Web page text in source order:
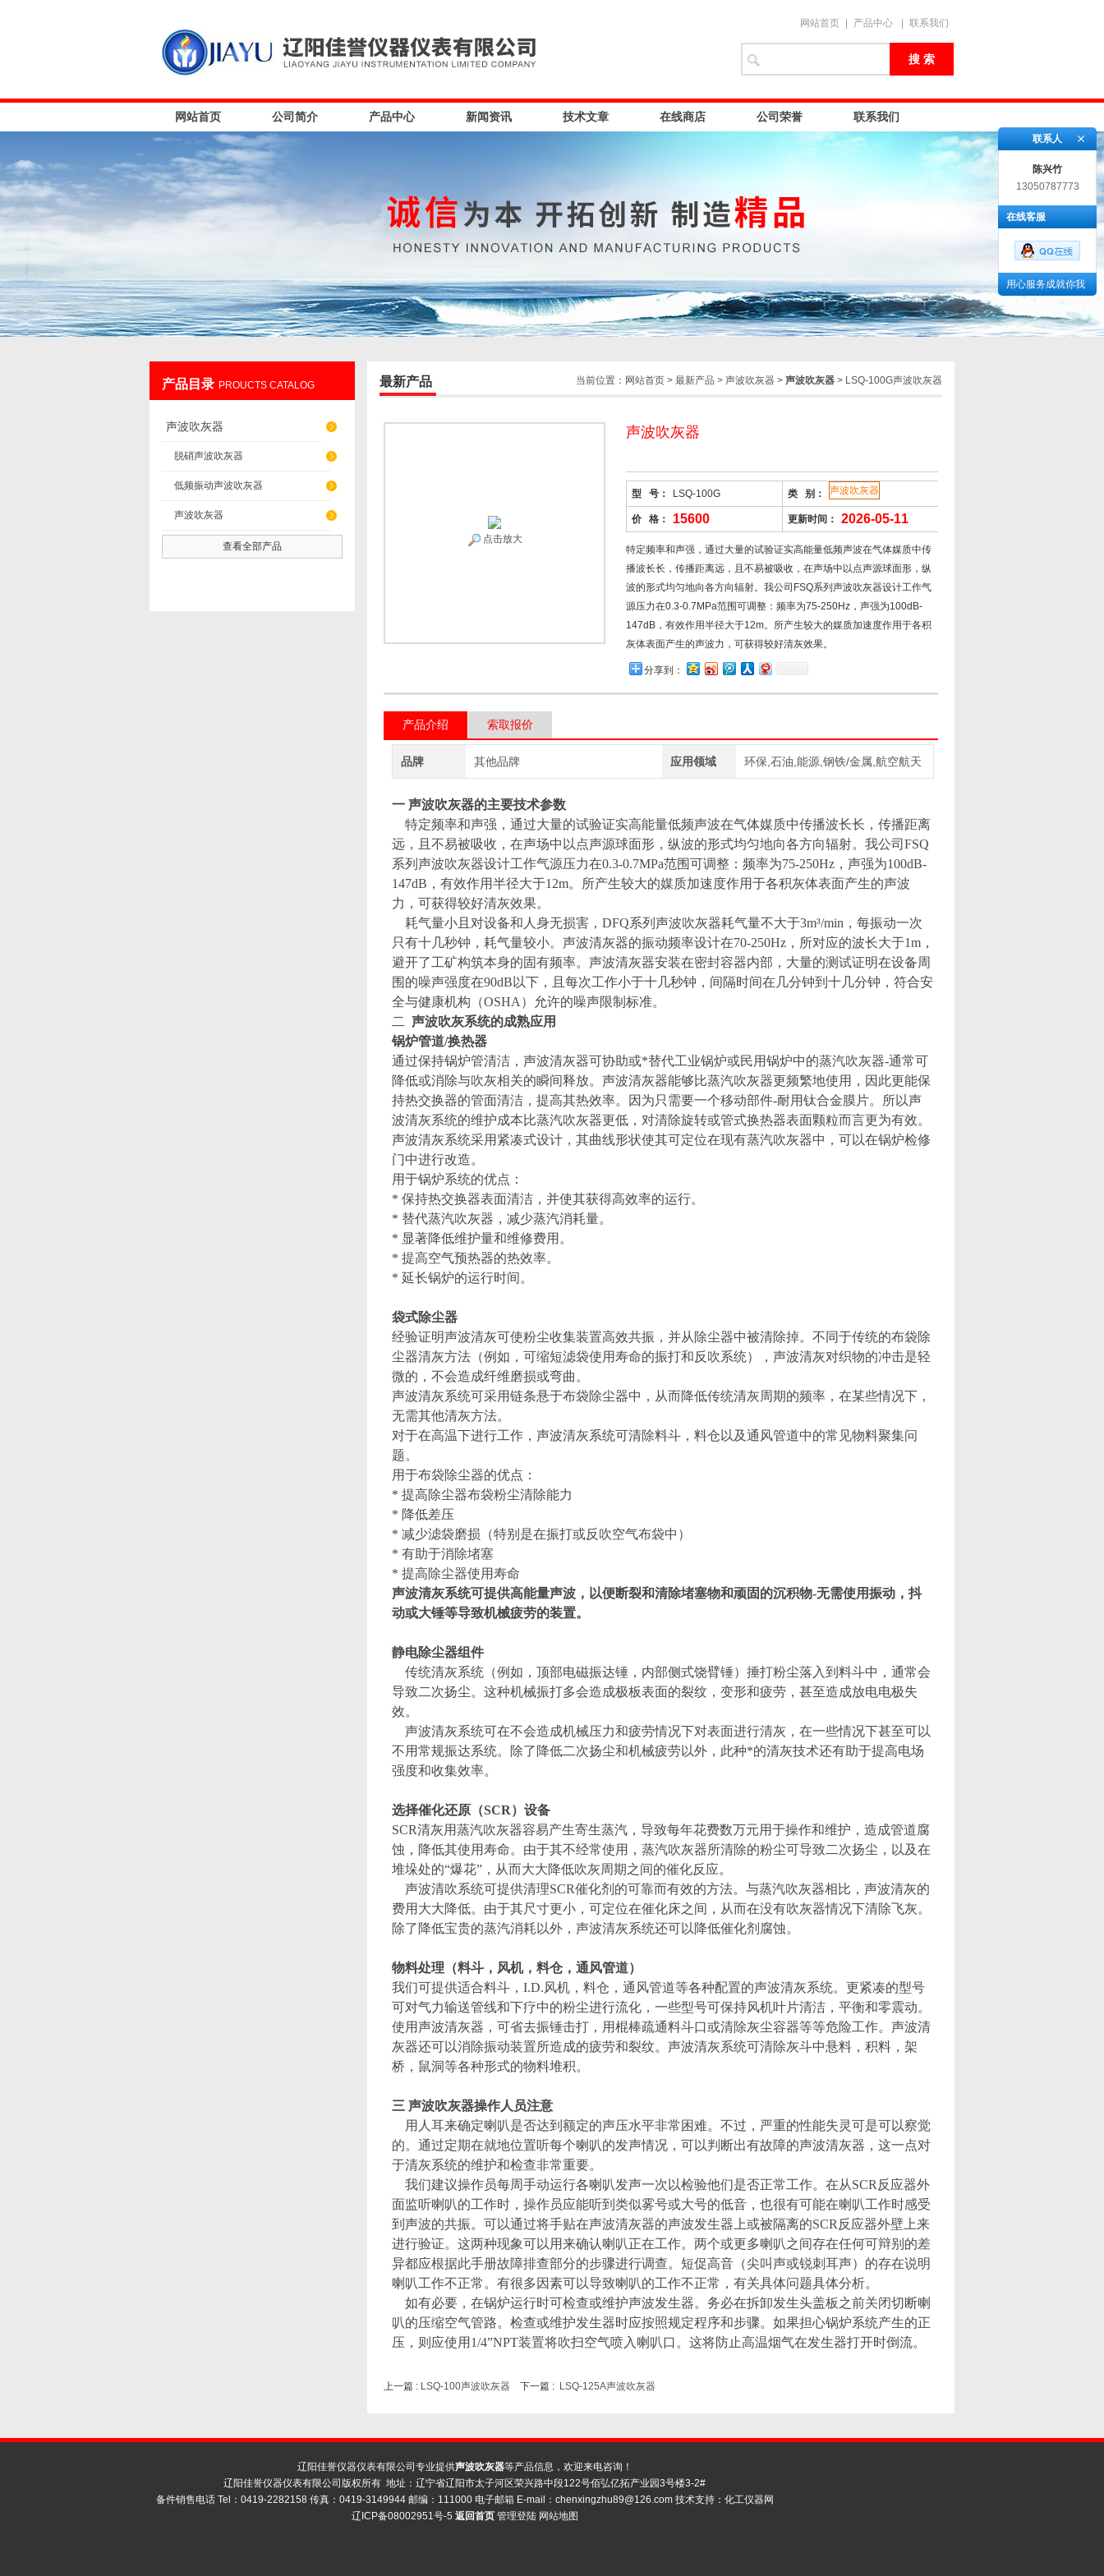
网站首页 产品中心 联系我们
网站首页 公司简介 产品中心 新闻资讯 技术文章 在线商店 公司荣誉 联系我们
产品目录 PROUCTS CATALOG
声波吹灰器
脱硝声波吹灰器
低频振动声波吹灰器
声波吹灰器
查看全部产品
当前位置： 网站首页 > 最新产品 > 声波吹灰器 > 声波吹灰器 > LSQ-100G声波吹灰器
最新产品
声波吹灰器
型 号： LSQ-100G 类 别： 声波吹灰器
价 格： 15600 更新时间： 2026-05-11
特定频率和声强，通过大量的试验证实高能量低频声波在气体媒质中传
播波长长，传播距离远，且不易被吸收，在声场中以点声源球面形，纵
波的形式均匀地向各方向辐射。我公司FSQ系列声波吹灰器设计工作气
源压力在0.3-0.7MPa范围可调整：频率为75-250Hz，声强为100dB-
147dB，有效作用半径大于12m。所产生较大的媒质加速度作用于各积
灰体表面产生的声波力，可获得较好清灰效果。
分享到：
点击放大
产品介绍 索取报价
品牌 其他品牌 应用领域 环保,石油,能源,钢铁/金属,航空航天
一 声波吹灰器的主要技术参数
特定频率和声强，通过大量的试验证实高能量低频声波在气体媒质中传播波长长，传播距离
远，且不易被吸收，在声场中以点声源球面形，纵波的形式均匀地向各方向辐射。我公司FSQ
系列声波吹灰器设计工作气源压力在0.3-0.7MPa范围可调整：频率为75-250Hz，声强为100dB-
147dB，有效作用半径大于12m。所产生较大的媒质加速度作用于各积灰体表面产生的声波
力，可获得较好清灰效果。
耗气量小且对设备和人身无损害，DFQ系列声波吹灰器耗气量不大于3m³/min，每振动一次
只有十几秒钟，耗气量较小。声波清灰器的振动频率设计在70-250Hz，所对应的波长大于1m，
避开了工矿构筑本身的固有频率。声波清灰器安装在密封容器内部，大量的测试证明在设备周
围的噪声强度在90dB以下，且每次工作小于十几秒钟，间隔时间在几分钟到十几分钟，符合安
全与健康机构（OSHA）允许的噪声限制标准。
二 声波吹灰系统的成熟应用
锅炉管道/换热器
通过保持锅炉管清洁，声波清灰器可协助或*替代工业锅炉或民用锅炉中的蒸汽吹灰器-通常可
降低或消除与吹灰相关的瞬间释放。声波清灰器能够比蒸汽吹灰器更频繁地使用，因此更能保
持热交换器的管面清洁，提高其热效率。因为只需要一个移动部件-耐用钛合金膜片。所以声
波清灰系统的维护成本比蒸汽吹灰器更低，对清除旋转或管式换热器表面颗粒而言更为有效。
声波清灰系统采用紧凑式设计，其曲线形状使其可定位在现有蒸汽吹灰器中，可以在锅炉检修
门中进行改造。
用于锅炉系统的优点：
* 保持热交换器表面清洁，并使其获得高效率的运行。
* 替代蒸汽吹灰器，减少蒸汽消耗量。
* 显著降低维护量和维修费用。
* 提高空气预热器的热效率。
* 延长锅炉的运行时间。
袋式除尘器
经验证明声波清灰可使粉尘收集装置高效共振，并从除尘器中被清除掉。不同于传统的布袋除
尘器清灰方法（例如，可缩短滤袋使用寿命的振打和反吹系统），声波清灰对织物的冲击是轻
微的，不会造成纤维磨损或弯曲。
声波清灰系统可采用链条悬于布袋除尘器中，从而降低传统清灰周期的频率，在某些情况下，
无需其他清灰方法。
对于在高温下进行工作，声波清灰系统可清除料斗，料仓以及通风管道中的常见物料聚集问
题。
用于布袋除尘器的优点：
* 提高除尘器布袋粉尘清除能力
* 降低差压
* 减少滤袋磨损（特别是在振打或反吹空气布袋中）
* 有助于消除堵塞
* 提高除尘器使用寿命
声波清灰系统可提供高能量声波，以便断裂和清除堵塞物和顽固的沉积物-无需使用振动，抖
动或大锤等导致机械疲劳的装置。
静电除尘器组件
传统清灰系统（例如，顶部电磁振达锤，内部侧式饶臂锤）捶打粉尘落入到料斗中，通常会
导致二次扬尘。这种机械振打多会造成极板表面的裂纹，变形和疲劳，甚至造成放电电极失
效。
声波清灰系统可在不会造成机械压力和疲劳情况下对表面进行清灰，在一些情况下甚至可以
不用常规振达系统。除了降低二次扬尘和机械疲劳以外，此种*的清灰技术还有助于提高电场
强度和收集效率。
选择催化还原（SCR）设备
SCR清灰用蒸汽吹灰器容易产生寄生蒸汽，导致每年花费数万元用于操作和维护，造成管道腐
蚀，降低其使用寿命。由于其不经常使用，蒸汽吹灰器所清除的粉尘可导致二次扬尘，以及在
堆垛处的“爆花”，从而大大降低吹灰周期之间的催化反应。
声波清吹系统可提供清理SCR催化剂的可靠而有效的方法。与蒸汽吹灰器相比，声波清灰的
费用大大降低。由于其尺寸更小，可定位在催化床之间，从而在没有吹灰器情况下清除飞灰。
除了降低宝贵的蒸汽消耗以外，声波清灰系统还可以降低催化剂腐蚀。
物料处理（料斗，风机，料仓，通风管道）
我们可提供适合料斗，I.D.风机，料仓，通风管道等各种配置的声波清灰系统。更紧凑的型号
可对气力输送管线和下疗中的粉尘进行流化，一些型号可保持风机叶片清洁，平衡和零震动。
使用声波清灰器，可省去振锤击打，用棍棒疏通料斗口或清除灰尘容器等等危险工作。声波清
灰器还可以消除振动装置所造成的疲劳和裂纹。声波清灰系统可清除灰斗中悬料，积料，架
桥，鼠洞等各种形式的物料堆积。
三 声波吹灰器操作人员注意
用人耳来确定喇叭是否达到额定的声压水平非常困难。不过，严重的性能失灵可是可以察觉
的。通过定期在就地位置听每个喇叭的发声情况，可以判断出有故障的声波清灰器，这一点对
于清灰系统的维护和检查非常重要。
我们建议操作员每周手动运行各喇叭发声一次以检验他们是否正常工作。在从SCR反应器外
面监听喇叭的工作时，操作员应能听到类似雾号或大号的低音，也很有可能在喇叭工作时感受
到声波的共振。可以通过将手贴在声波清灰器的声波发生器上或被隔离的SCR反应器外壁上来
进行验证。这两种现象可以用来确认喇叭正在工作。两个或更多喇叭之间存在任何可辩别的差
异都应根据此手册故障排查部分的步骤进行调查。短促高音（尖叫声或锐刺耳声）的存在说明
喇叭工作不正常。有很多因素可以导致喇叭的工作不正常，有关具体问题具体分析。
如有必要，在锅炉运行时可检查或维护声波发生器。务必在拆卸发生头盖板之前关闭切断喇
叭的压缩空气管路。检查或维护发生器时应按照规定程序和步骤。 如果担心锅炉系统产生的正
压，则应使用1/4”NPT装置将吹扫空气喷入喇叭口。这将防止高温烟气在发生器打开时倒流。
上一篇 : LSQ-100声波吹灰器 下一篇 : LSQ-125A声波吹灰器
辽阳佳誉仪器仪表有限公司专业提供声波吹灰器等产品信息，欢迎来电咨询！
辽阳佳誉仪器仪表有限公司版权所有 地址：辽宁省辽阳市太子河区荣兴路中段122号佰弘亿拓产业园3号楼3-2#
备件销售电话 Tel：0419-2282158 传真：0419-3149944 邮编：111000 电子邮箱 E-mail： chenxingzhu89@126.com技术支持： 化工仪器网
辽ICP备08002951号-5 返回首页 管理登陆 网站地图
联系人
陈兴竹
13050787773
在线客服
用心服务成就你我